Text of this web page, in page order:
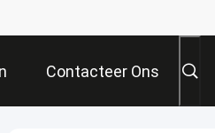
Contacteer Ons